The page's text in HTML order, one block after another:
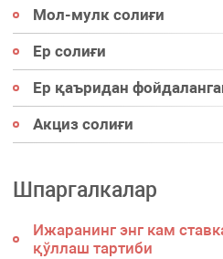
Мол-мулк солиғи
Ер солиғи
Ер қаъридан
Акциз солиғи
Шпаргалкалар
Ижаранинг энг кам
қўллаш тартиби